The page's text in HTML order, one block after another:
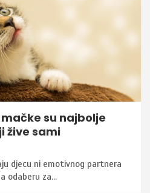
su najbolje
žive sami
djecu ni emotivnog partnera
odaberu za…